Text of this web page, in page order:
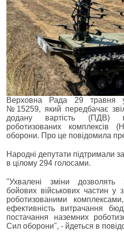
Верховна Рада 29 травня
№15259, який передбачає
додану вартість (ПДВ)
роботизованих
оборони. Про це повідомила
Народні депутати підтримали
в цілому 294 голосами.
"Ухвалені зміни дозволять
бойових військових частин у
роботизованими
ефективність витрачання
постачання наземних
Сил оборони", - йдеться в